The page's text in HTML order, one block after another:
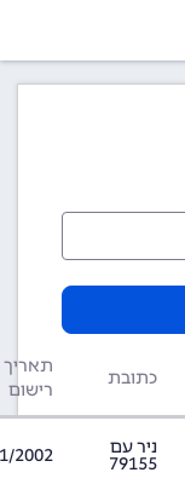
כתובת
תאריך
רישום
ניר עם
79155
2002